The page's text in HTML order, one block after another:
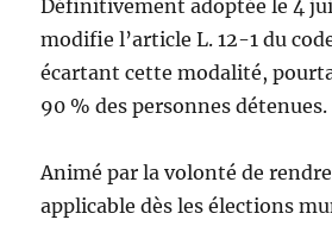
Définitivement adoptée le 4
modifie l’article L. 12-1 du
écartant cette modalité,
90 % des personnes détenues.
Animé par la volonté de
applicable dès les élections